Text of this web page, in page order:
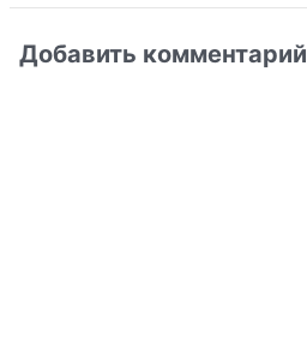
Добавить комментарий